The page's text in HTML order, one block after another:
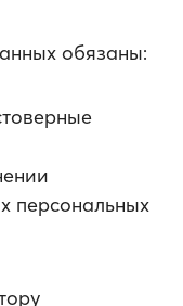
обязаны:
персональных